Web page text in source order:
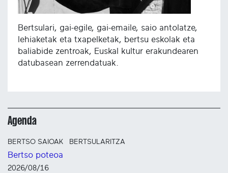
Bertsulari, gai-egile, gai-emaile, saio antolatze,
lehiaketak eta txapelketak, bertsu eskolak eta
baliabide zentroak, Euskal kultur erakundearen
datubasean zerrendatuak.
Agenda
BERTSO SAIOAK BERTSULARITZA
Bertso poteoa
2026/08/16